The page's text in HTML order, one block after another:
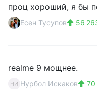
проц хороший, я бы
Есен Тусупов 56
realme 9 мощнее.
НИ Нурбол Искаков 70